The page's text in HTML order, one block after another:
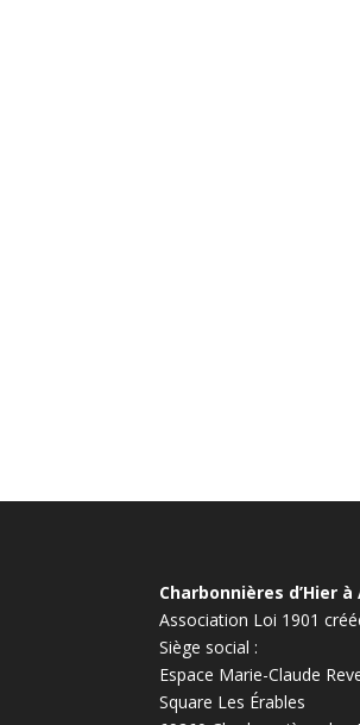
Charbonnières d’Hier à
Association Loi 1901
Siège social :
Espace Marie-Claude
Square Les Érables